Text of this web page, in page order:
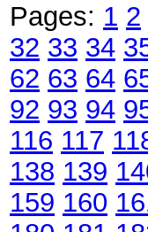
Pages: 1 2
32 33 34
62 63 64
92 93 94
116 117
138 139
159 160